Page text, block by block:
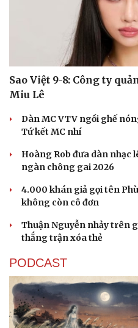
Du lịch
Tư vấn
check-in
Sao Việt 9-8: Công ty
Miu Lê
Dàn MC VTV ngồi ghế
Tứ kết MC nhí
Hoàng Rob đưa dàn nhạc
ngàn chông gai 2026
4.000 khán giả gọi tên
không còn cô đơn
Thuận Nguyễn nhảy trên
thắng trận xóa thẻ
PODCAST